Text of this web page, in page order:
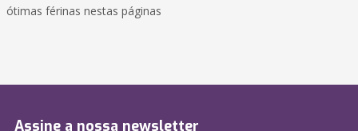
ótimas férinas nestas páginas
Assine a nossa newsletter